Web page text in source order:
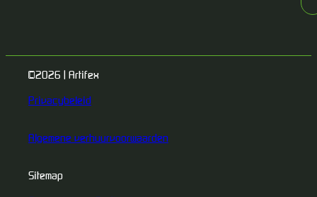
©2026 | Artifex
Privacybeleid
Algemene verhuurvoorwaarden
Sitemap